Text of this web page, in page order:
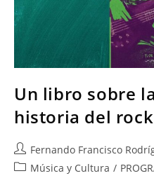
Un libro sobre
historia del
Fernando Francisco
Música y Cultura /